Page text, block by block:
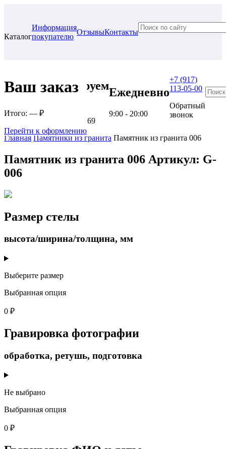
Каталог
Информация
покупателю
ОтзывыКонтакты
Ваш заказ
Итого: — ₽
Перейти к оформлению
Проконсультируем
г. Самара, ул. Гагарина, 69
Ежедневно
9:00 - 20:00
+7 (917)
113-05-00
Обратный
звонок
Главная Памятники из гранита Памятник из гранита 006
Памятник из гранита 006 Артикул: G-
006
Размер стелы
высота/ширина/толщина, мм
Выберите размер
Выбранная опция
0 ₽
Гравировка фотографии
обработка, ретушь, подготовка
Не выбрано
Выбранная опция
0 ₽